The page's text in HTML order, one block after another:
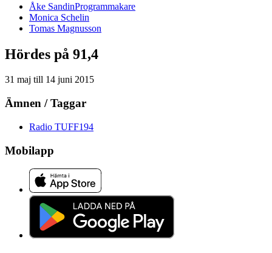
Åke SandinProgrammakare
Monica Schelin
Tomas Magnusson
Hördes på 91,4
31 maj till 14 juni 2015
Ämnen / Taggar
Radio TUFF194
Mobilapp